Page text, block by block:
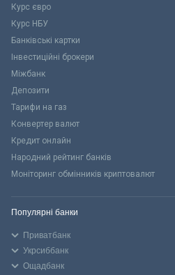
Курс євро
Курс НБУ
Банківські картки
Інвестиційні брокери
Міжбанк
Депозити
Тарифи на газ
Конвертер валют
Кредит онлайн
Народний рейтинг банків
Моніторинг обмінників криптовалют
Популярні банки
Приватбанк
Укрсиббанк
Ощадбанк